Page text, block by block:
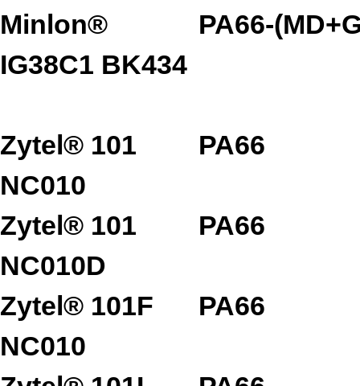
Minlon®
IG38C1 BK434
PA66-
Zytel® 101
NC010
PA66
Zytel® 101
NC010D
PA66
Zytel® 101F
NC010
PA66